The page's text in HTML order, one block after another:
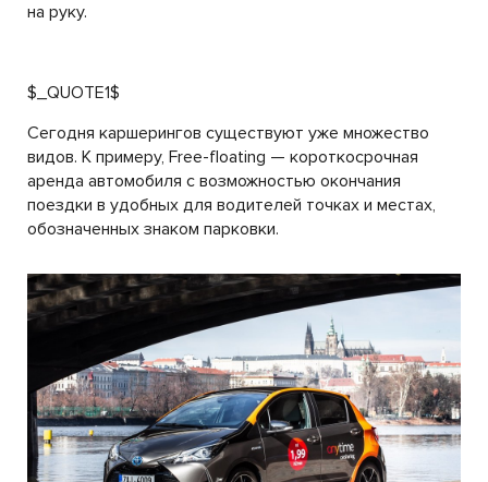
на руку.
$_QUOTE1$
Сегодня каршерингов существуют уже множество
видов. К примеру, Free-floating — короткосрочная
аренда автомобиля с возможностью окончания
поездки в удобных для водителей точках и местах,
обозначенных знаком парковки.